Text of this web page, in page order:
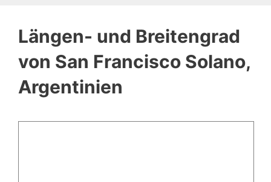
Längen- und Breitengrad
von San Francisco Solano,
Argentinien